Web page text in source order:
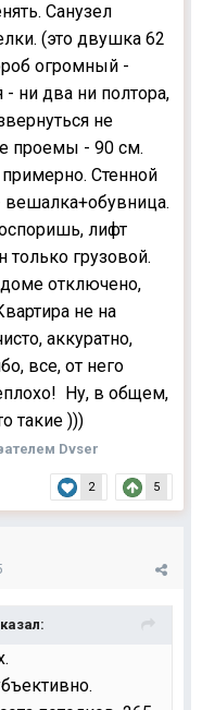
Санузел
(это двушка 62
огромный -
ни два ни полтора,
не
проемы - 90 см.
Стенной
лифт
грузовой.
отключено,
не на
аккуратно,
все, от него
Ну, в общем,
такие )))
Dvser
2 5